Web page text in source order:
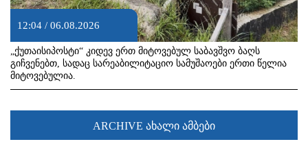
12:04 / 06.08.2026
„ქუთაისიპოსტი“ კიდევ ერთ მიტოვებულ საბავშვო ბაღს
გიჩვენებთ, სადაც სარეაბილიტაციო სამუშაოები ერთი წელია
მიტოვებულია.
ARCHIVE ახალი ამბები